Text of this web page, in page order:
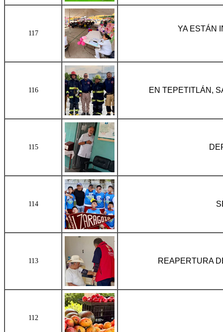
117
YA ESTÁN
116 EN TEPETITLÁN,
115
114
113 REAPERTURA
112